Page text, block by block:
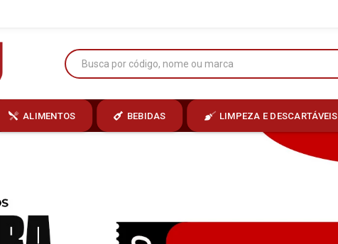
ALIMENTOS BEBIDAS LIMPEZA E DESCARTÁVEIS